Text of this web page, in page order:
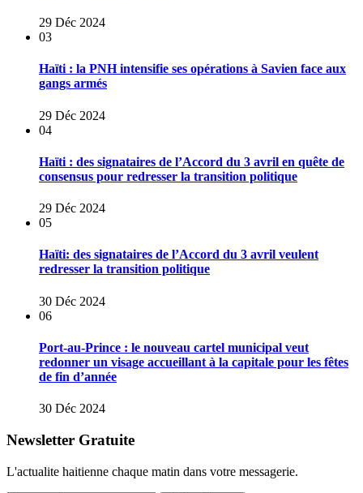
29 Déc 2024
03
Haïti : la PNH intensifie ses opérations à Savien face aux
gangs armés
29 Déc 2024
04
Haïti : des signataires de l’Accord du 3 avril en quête de
consensus pour redresser la transition politique
29 Déc 2024
05
Haïti: des signataires de l’Accord du 3 avril veulent
redresser la transition politique
30 Déc 2024
06
Port-au-Prince : le nouveau cartel municipal veut
redonner un visage accueillant à la capitale pour les fêtes
de fin d’année
30 Déc 2024
Newsletter Gratuite
L'actualite haitienne chaque matin dans votre messagerie.